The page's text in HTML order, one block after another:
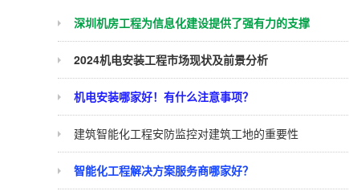
深圳机房工程为信息化建设提供了强有力的支撑
2024机电安装工程市场现状及前景分析
机电安装哪家好！有什么注意事项？
建筑智能化工程安防监控对建筑工地的重要性
智能化工程解决方案服务商哪家好？